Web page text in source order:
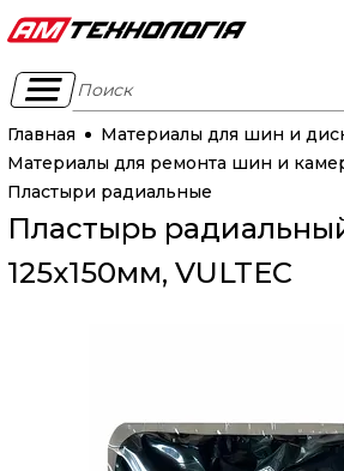
Поиск
Главная
Материалы для шин и
Материалы для ремонта шин и
Пластыри радиальные
Пластырь
125х150мм, VULTEC